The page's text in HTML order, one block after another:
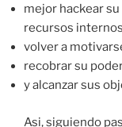
mejor hackear
recursos
volver a
recobrar su
y alcanzar sus
Asi, siguiendo